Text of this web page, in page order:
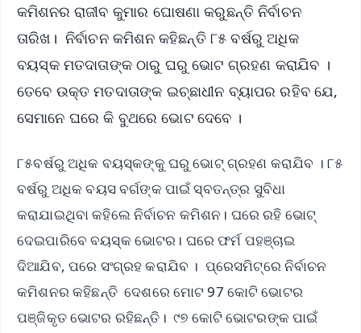
କମିଶନର ରାଜୀବ କୁମାର ଘୋଷଣା କରୁଛନ୍ତି ନିର୍ବାଚନ
ତାରିଖ। ନିର୍ବାଚନ କମିଶନ କହିଛନ୍ତି ୮୫ ବର୍ଷରୁ ଅଧିକ
ବୟସ୍କ ମତଦାତାଙ୍କ ଠାରୁ ଘରୁ ଭୋଟ ଗ୍ରହଣ କରାଯିବ ।
ତେବେ ଉକ୍ତ ମତଦାତାଙ୍କ ଇଚ୍ଛାଧୀନ ବ୍ୟାପର ରହିବ ଯେ,
ସେମାନେ ଘରେ କି ବୁଥରେ ଭୋଟ ଦେବେ ।
୮୫ବର୍ଷରୁ ଅଧିକ ବୟସ୍କଙ୍କୁ ଘରୁ ଭୋଟ୍ ଗ୍ରହଣ କରାଯିବ । ୮୫
ବର୍ଷରୁ ଅଧିକ ବୟସ ବର୍ଗଙ୍କ ପାଇଁ ସ୍ବତନ୍ତ୍ର ସୁବିଧା
କରାଯାଇଥିବା କହିଲେ ନିର୍ବାଚନ କମିଶନ। ଘରେ ରହି ଭୋଟ୍
ଦେଇପାରିବେ ବୟସ୍କ ଭୋଟର। ଘରେ ଫର୍ମ ପହଞ୍ଚାଇ
ଦିଆଯିବ, ପରେ ସଂଗ୍ରହ କରାଯିବ । ପ୍ରେସମିଟ୍‌ରେ ନିର୍ବାଚନ
କମିଶନର କହିଛନ୍ତି ଦେଶରେ ମୋଟ 97 କୋଟି ଭୋଟର
ପଞ୍ଜିକୃତ ଭୋଟର ରହିଛନ୍ତି। ୯୭ କୋଟି ଭୋଟରଙ୍କ ପାଇଁ